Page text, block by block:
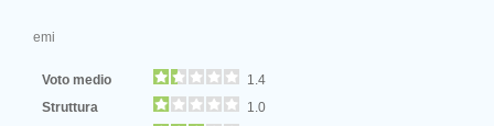
emi
Voto medio
1.4
Struttura
1.0